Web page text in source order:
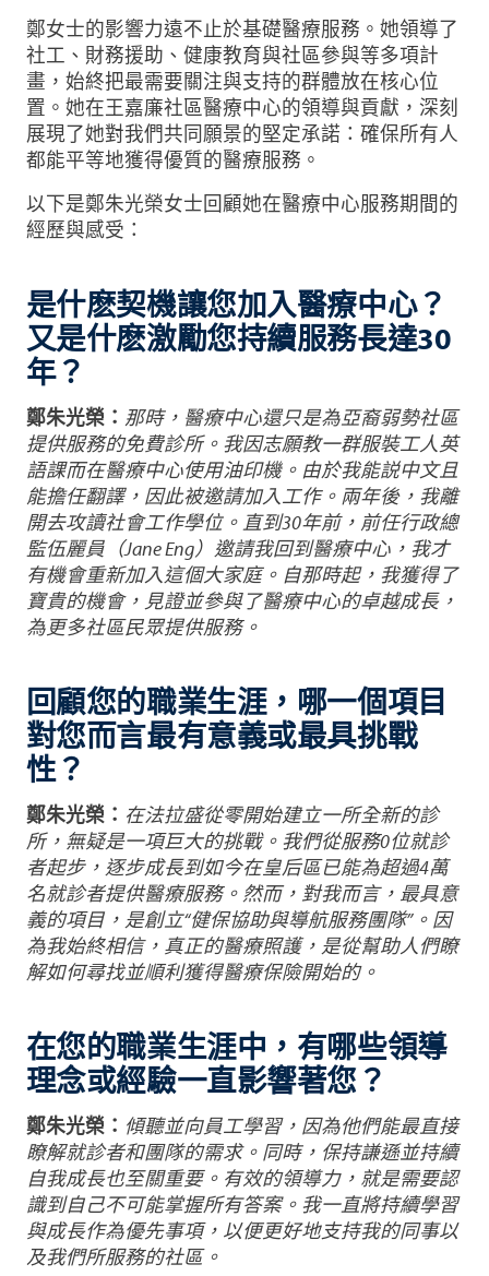
鄭女士的影響力遠不止於基礎醫療服務。她領導了
社工、財務援助、健康教育與社區參與等多項計
畫，始終把最需要關注與支持的群體放在核心位
置。她在王嘉廉社區醫療中心的領導與貢獻，深刻
展現了她對我們共同願景的堅定承諾：確保所有人
都能平等地獲得優質的醫療服務。
以下是鄭朱光榮女士回顧她在醫療中心服務期間的
經歷與感受：
是什麽契機讓您加入醫療中心？
又是什麽激勵您持續服務長達30
年？
鄭朱光榮： 那時，醫療中心還只是為亞裔弱勢社區
提供服務的免費診所。我因志願教一群服裝工人英
語課而在醫療中心使用油印機。由於我能説中文且
能擔任翻譯，因此被邀請加入工作。兩年後，我離
開去攻讀社會工作學位。直到30年前，前任行政總
監伍麗員（Jane Eng）邀請我回到醫療中心，我才
有機會重新加入這個大家庭。自那時起，我獲得了
寶貴的機會，見證並參與了醫療中心的卓越成長，
為更多社區民眾提供服務。
回顧您的職業生涯，哪一個項目
對您而言最有意義或最具挑戰
性？
鄭朱光榮： 在法拉盛從零開始建立一所全新的診
所，無疑是一項巨大的挑戰。我們從服務0位就診
者起步，逐步成長到如今在皇后區已能為超過4萬
名就診者提供醫療服務。然而，對我而言，最具意
義的項目，是創立“健保協助與導航服務團隊”。因
為我始終相信，真正的醫療照護，是從幫助人們瞭
解如何尋找並順利獲得醫療保險開始的。
在您的職業生涯中，有哪些領導
理念或經驗一直影響著您？
鄭朱光榮： 傾聽並向員工學習，因為他們能最直接
瞭解就診者和團隊的需求。同時，保持謙遜並持續
自我成長也至關重要。有效的領導力，就是需要認
識到自己不可能掌握所有答案。我一直將持續學習
與成長作為優先事項，以便更好地支持我的同事以
及我們所服務的社區。